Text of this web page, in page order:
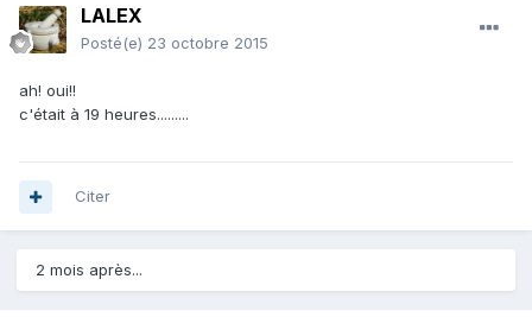
LALEX
Posté(e) 23 octobre 2015
ah! oui!!
c'était à 19 heures.........
Citer
2 mois après...